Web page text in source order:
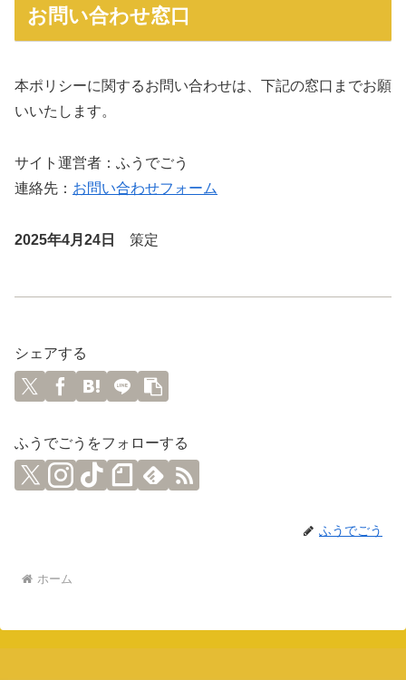
お問い合わせ窓口
本ポリシーに関するお問い合わせは、下記の窓口までお願
いいたします。
サイト運営者：ふうでごう
連絡先： お問い合わせフォーム
2025年4月24日 策定
シェアする
ふうでごうをフォローする
ふうでごう
ホーム